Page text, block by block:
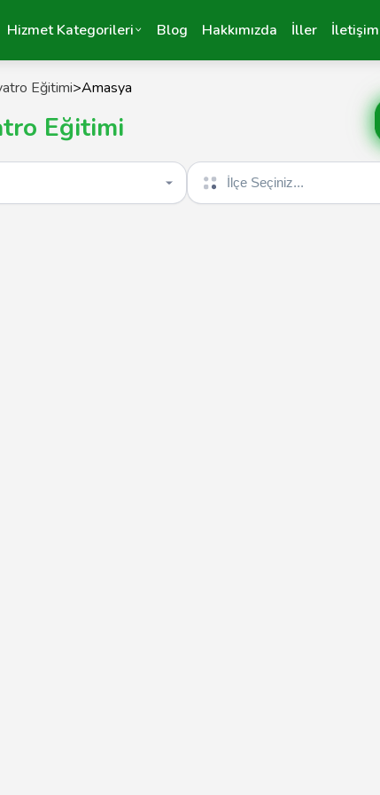
Hizmet Kategorileri Blog Hakkımızda İller İletişim
Eğitimi>Amasya
Eğitimi
İlçe seçin